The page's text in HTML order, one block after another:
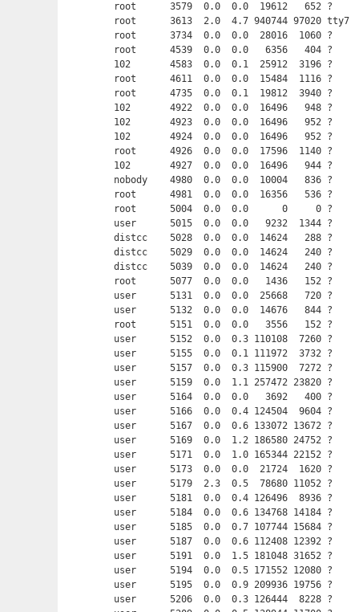
root      3579  0.0  0.0  19612   652 ?
root      3613  2.0  4.7 940744 97020 tty7
root      3734  0.0  0.0  28016  1060 ?
root      4539  0.0  0.0   6356   404 ?
102       4583  0.0  0.1  25912  3196 ?
root      4611  0.0  0.0  15484  1116 ?
root      4735  0.0  0.1  19812  3940 ?
102       4922  0.0  0.0  16496   948 ?
102       4923  0.0  0.0  16496   952 ?
102       4924  0.0  0.0  16496   952 ?
root      4926  0.0  0.0  17596  1140 ?
102       4927  0.0  0.0  16496   944 ?
nobody    4980  0.0  0.0  10004   836 ?
root      4981  0.0  0.0  16356   536 ?
root      5004  0.0  0.0      0     0 ?
user      5015  0.0  0.0   9232  1344 ?
distcc    5028  0.0  0.0  14624   288 ?
distcc    5029  0.0  0.0  14624   240 ?
distcc    5039  0.0  0.0  14624   240 ?
root      5077  0.0  0.0   1436   152 ?
user      5131  0.0  0.0  25668   720 ?
user      5132  0.0  0.0  14676   844 ?
root      5151  0.0  0.0   3556   152 ?
user      5152  0.0  0.3 110108  7260 ?
user      5155  0.0  0.1 111972  3732 ?
user      5157  0.0  0.3 115900  7272 ?
user      5159  0.0  1.1 257472 23820 ?
user      5164  0.0  0.0   3692   400 ?
user      5166  0.0  0.4 124504  9604 ?
user      5167  0.0  0.6 133072 13672 ?
user      5169  0.0  1.2 186580 24752 ?
user      5171  0.0  1.0 165344 22152 ?
user      5173  0.0  0.0  21724  1620 ?
user      5179  2.3  0.5  78680 11052 ?
user      5181  0.0  0.4 126496  8936 ?
user      5184  0.0  0.6 134768 14184 ?
user      5185  0.0  0.7 107744 15684 ?
user      5187  0.0  0.6 112408 12392 ?
user      5191  0.0  1.5 181048 31652 ?
user      5194  0.0  0.5 171552 12080
user      5195  0.0  0.9 209936 19756 ?
user      5206  0.0  0.3 126444  8228 ?